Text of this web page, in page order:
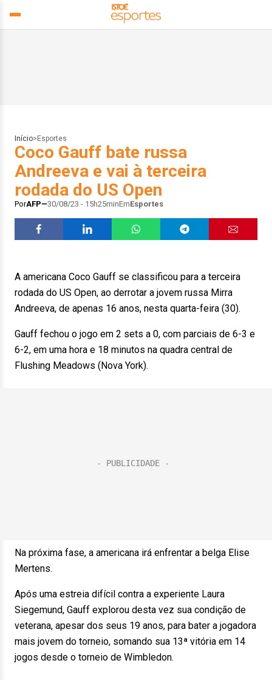
Início> Esportes
Coco Gauff bate russa
Andreeva e vai à terceira
rodada do US Open
PorAFP 30/08/23 - 15h25minEmEsportes
A americana Coco Gauff se classificou para a terceira
rodada do US Open, ao derrotar a jovem russa Mirra
Andreeva, de apenas 16 anos, nesta quarta-feira (30).
Gauff fechou o jogo em 2 sets a 0, com parciais de 6-3 e
6-2, em uma hora e 18 minutos na quadra central de
Flushing Meadows (Nova York).
Na próxima fase, a americana irá enfrentar a belga Elise
Mertens.
Após uma estreia difícil contra a experiente Laura
Siegemund, Gauff explorou desta vez sua condição de
veterana, apesar dos seus 19 anos, para bater a jogadora
mais jovem do torneio, somando sua 13ª vitória em 14
jogos desde o torneio de Wimbledon.